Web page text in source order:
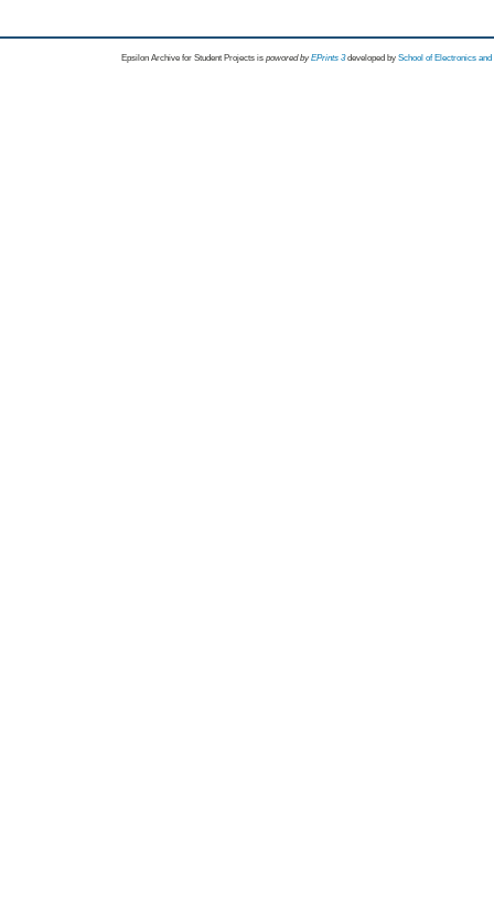
Epsilon Archive for Student Projects is powored byEPrints 3 developed by School of Electronics